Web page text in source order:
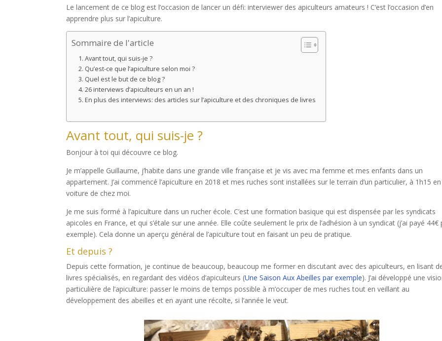
Le lancement de ce blog est l’occasion de lancer un défi: interviewer des apiculteurs amateurs ! C’est l’occasion d’en
apprendre plus sur l’apiculture.
Sommaire de l'article
Avant tout, qui suis-je ?
Qu’est-ce que l’apiculture selon moi ?
Quel est le but de ce blog ?
26 interviews d’apiculteurs en un an !
En plus des interviews: des articles sur l’apiculture et des chroniques de livres
Avant tout, qui suis-je ?
Bonjour à toi qui découvre ce blog.
Je m’appelle Guillaume, j’habite dans une grande ville française et je vis avec ma femme et mes enfants dans un
appartement. J’ai commencé l’apiculture en 2018 et mes ruches sont installées sur le terrain d’un particulier, à 1h15 en
voiture de chez moi.
Je me suis formé à l’apiculture dans un rucher école. C’est une formation basique qui est dispensée par les syndicats
apicoles en France, et qui s’étale sur une année. Elle coûte seulement le prix de l’adhésion à un syndicat (j’ai payé 44€
exemple). Cela donne un aperçu général de l’apiculture tout en faisant un peu de pratique.
Et depuis ?
Depuis cette formation, je continue de beaucoup, beaucoup me former en discutant avec des apiculteurs, en lisant
livres spécialisés, en regardant des vidéos d’apiculteurs (Une Saison Aux Abeilles par exemple). J’ai développé une
particulière de l’apiculture: passer le moins de temps possible à m’occuper de mes ruches tout en veillant au
développement des abeilles et en ayant une récolte, si l’année le veut.